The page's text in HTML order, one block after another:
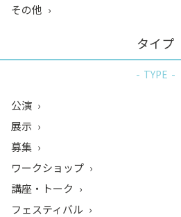
その他
タイプ
TYPE
公演
展示
募集
ワークショップ
講座・トーク
フェスティバル